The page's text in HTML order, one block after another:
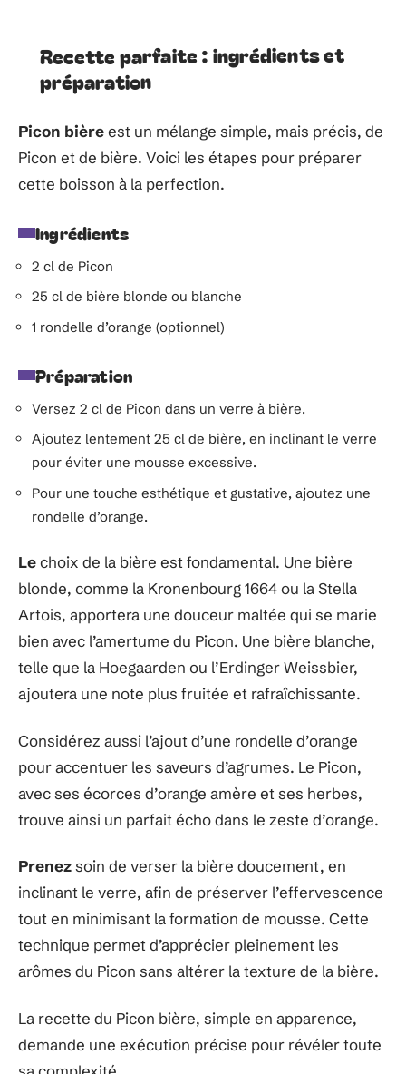
Recette parfaite : ingrédients et
préparation
Picon bièreest un mélange simple, mais précis, de
Picon et de bière. Voici les étapes pour préparer
cette boisson à la perfection.
Ingrédients
2 cl de Picon
25 cl de bière blonde ou blanche
1 rondelle d’orange (optionnel)
Préparation
Versez 2 cl de Picon dans un verre à bière.
Ajoutez lentement 25 cl de bière, en inclinant le verre
pour éviter une mousse excessive.
Pour une touche esthétique et gustative, ajoutez une
rondelle d’orange.
Lechoix de la bière est fondamental. Une bière
blonde, comme la Kronenbourg 1664 ou la Stella
Artois, apportera une douceur maltée qui se marie
bien avec l’amertume du Picon. Une bière blanche,
telle que la Hoegaarden ou l’Erdinger Weissbier,
ajoutera une note plus fruitée et rafraîchissante.
Considérez aussi l’ajout d’une rondelle d’orange
pour accentuer les saveurs d’agrumes. Le Picon,
avec ses écorces d’orange amère et ses herbes,
trouve ainsi un parfait écho dans le zeste d’orange.
Prenezsoin de verser la bière doucement, en
inclinant le verre, afin de préserver l’effervescence
tout en minimisant la formation de mousse. Cette
technique permet d’apprécier pleinement les
arômes du Picon sans altérer la texture de la bière.
La recette du Picon bière, simple en apparence,
demande une exécution précise pour révéler toute